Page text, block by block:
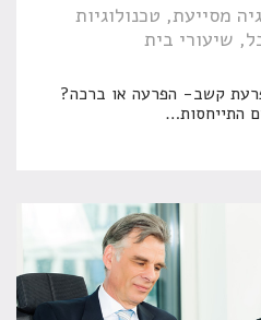
מסייעת טכנולוגיות
שיעורי בית
קשב- הפרעה או ברכה?
התייחסות…